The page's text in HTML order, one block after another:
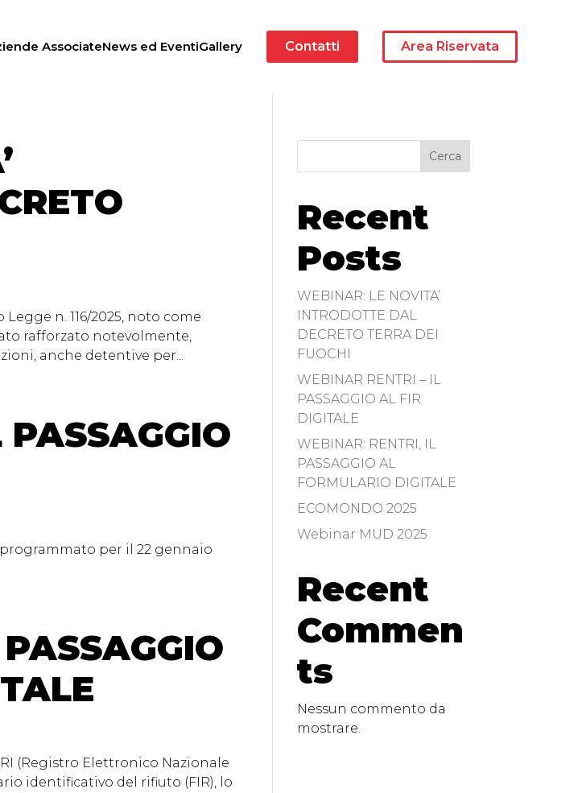
AssociateNews ed EventiGallery Contatti Area Riservata
n. 116/2025, noto come
rafforzato notevolmente,
anche detentive per...
per il 22 gennaio
(Registro Elettronico Nazionale
identificativo del rifiuto (FIR), lo
Cerca
Recent
Posts
WEBINAR: LE NOVITA’
INTRODOTTE DAL
DECRETO TERRA DEI
FUOCHI
WEBINAR RENTRI – IL
PASSAGGIO AL FIR
DIGITALE
WEBINAR: RENTRI, IL
PASSAGGIO AL
FORMULARIO DIGITALE
ECOMONDO 2025
Webinar MUD 2025
Recent
Commen
ts
Nessun commento da
mostrare.